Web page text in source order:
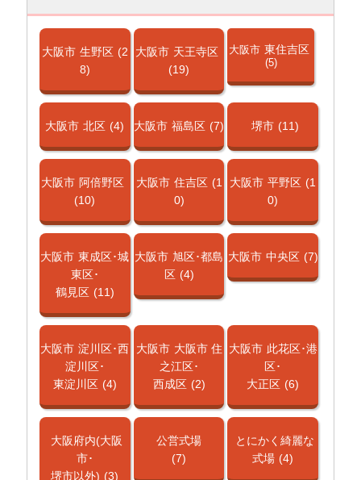
大阪市 生野区 (2
8)
大阪市 天王寺区
(19)
大阪市 東住吉区
(5)
大阪市 北区 (4) 大阪市 福島区 (7) 堺市 (11)
大阪市 阿倍野区
(10)
大阪市 住吉区 (1
0)
大阪市 平野区 (1
0)
大阪市 東成区･城
東区･
鶴見区 (11)
大阪市 旭区･都島
区 (4)
大阪市 中央区 (7)
大阪市 淀川区･西
淀川区･
東淀川区 (4)
大阪市 大阪市 住
之江区･
西成区 (2)
大阪市 此花区･港
区･
大正区 (6)
大阪府内(大阪
市･
堺市以外) (3)
公営式場
(7)
とにかく綺麗な
式場 (4)